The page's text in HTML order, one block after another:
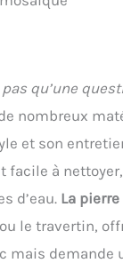
qu’une
nombreux
et son
facile à
d’eau. La
le travertin,
mais demande